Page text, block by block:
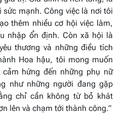
mạnh. Công việc là nơi tôi
thêm nhiều cơ hội việc làm,
nhập ổn định. Còn xã hội là
thương và những điều tích
Hoa hậu, tôi mong muốn
hứng đến những phụ nữ
như những người đang gặp
chỉ cần không từ bỏ khát
lên và chạm tới thành công.”